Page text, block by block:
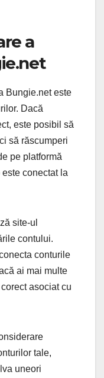
a
Bungie.net este
Dacă
este posibil să
să răscumperi
pe platformă
conectat la
site-ul
contului.
conturile
ai mai multe
asociat cu
tale,
uneori